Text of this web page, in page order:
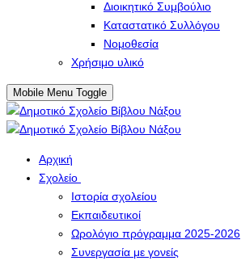
Διοικητικό Συμβούλιο
Καταστατικό Συλλόγου
Νομοθεσία
Χρήσιμο υλικό
Mobile Menu Toggle
Αρχική
Σχολείο
Ιστορία σχολείου
Εκπαιδευτικοί
Ωρολόγιο πρόγραμμα 2025-2026
Συνεργασία με γονείς